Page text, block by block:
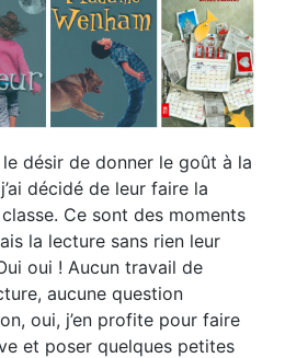
désir de donner le goût à la
décidé de leur faire la
Ce sont des moments
la lecture sans rien leur
oui ! Aucun travail de
aucune question
oui, j’en profite pour faire
et poser quelques petites